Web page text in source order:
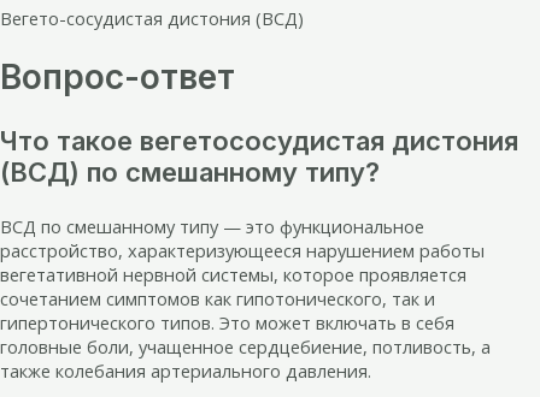
Вегето-сосудистая дистония (ВСД)
Вопрос-ответ
Что такое вегетососудистая дистония
(ВСД) по смешанному типу?
ВСД по смешанному типу — это функциональное
расстройство, характеризующееся нарушением работы
вегетативной нервной системы, которое проявляется
сочетанием симптомов как гипотонического, так и
гипертонического типов. Это может включать в себя
головные боли, учащенное сердцебиение, потливость, а
также колебания артериального давления.